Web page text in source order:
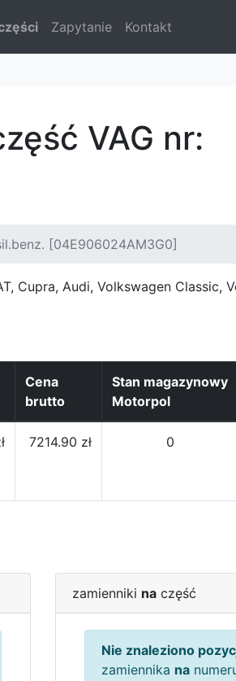
Zapytanie Kontakt
VAG nr:
[04E906024AM3G0]
Cupra, Audi, Volkswagen Classic,
Cena
brutto
Stan magazynowy
Motorpol
7214.90 zł 0
zamienniki na część
Nie znaleziono
zamiennika na